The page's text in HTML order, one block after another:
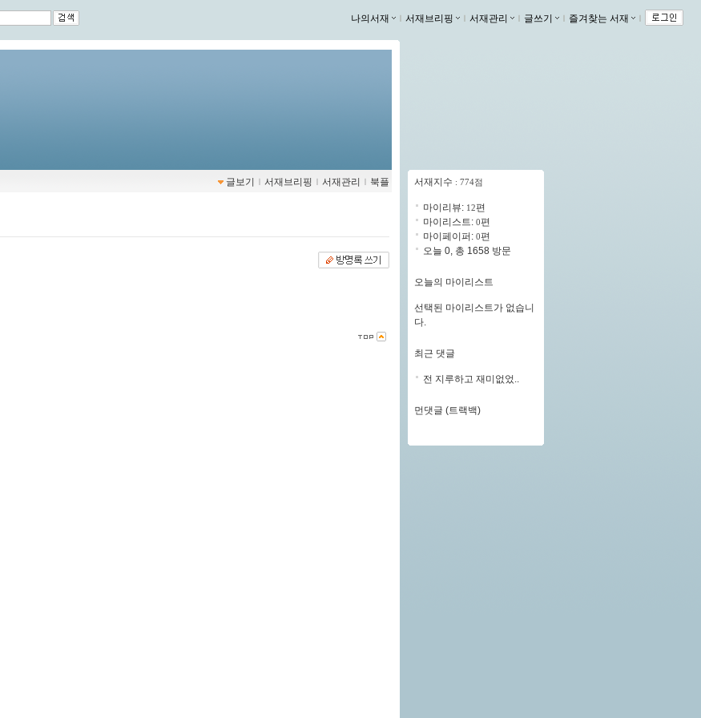
나의서재 ｌ 서재브리핑 ｌ 서재관리 ｌ 글쓰기 ｌ 즐겨찾는 서재 ｌ
글보기 ｌ 서재브리핑 ｌ 서재관리 ｌ 북플 서재지수 : 774점
마이리뷰: 12편
마이리스트: 0편
마이페이퍼: 0편
오늘 0, 총 1658 방문
오늘의 마이리스트
선택된 마이리스트가 없습니
다.
최근 댓글
전 지루하고 재미없었..
먼댓글 (트랙백)